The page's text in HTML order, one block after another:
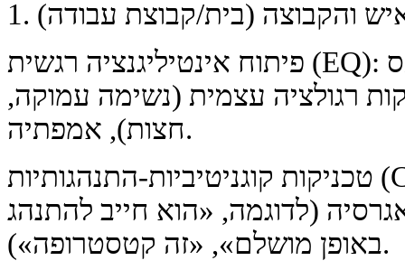
פיתוח אינטיליגנציה רגשית (EQ): לימוד זיהוי טריגרים של כעס
רגולציה עצמית (נשימה עמוקה,
חצות), אמפתיה.
טכניקות קוגניטיביות-התנהגותיות (CBT): זיהוי ותיקון של אמונות
(לדוגמה, «הוא חייב להתנהג
באופן מושלם», «זה קטסטרופה»).